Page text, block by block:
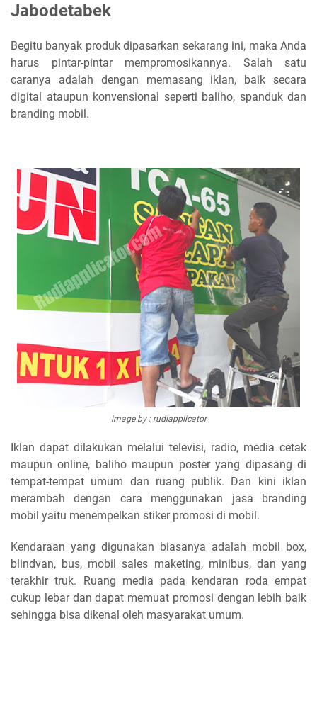
Jabodetabek
Begitu banyak produk dipasarkan sekarang ini, maka Anda
harus pintar-pintar mempromosikannya. Salah satu
caranya adalah dengan memasang iklan, baik secara
digital ataupun konvensional seperti baliho, spanduk dan
branding mobil.
image by : rudiapplicator
Iklan dapat dilakukan melalui televisi, radio, media cetak
maupun online, baliho maupun poster yang dipasang di
tempat-tempat umum dan ruang publik. Dan kini iklan
merambah dengan cara menggunakan jasa branding
mobil yaitu menempelkan stiker promosi di mobil.
Kendaraan yang digunakan biasanya adalah mobil box,
blindvan, bus, mobil sales maketing, minibus, dan yang
terakhir truk. Ruang media pada kendaran roda empat
cukup lebar dan dapat memuat promosi dengan lebih baik
sehingga bisa dikenal oleh masyarakat umum.